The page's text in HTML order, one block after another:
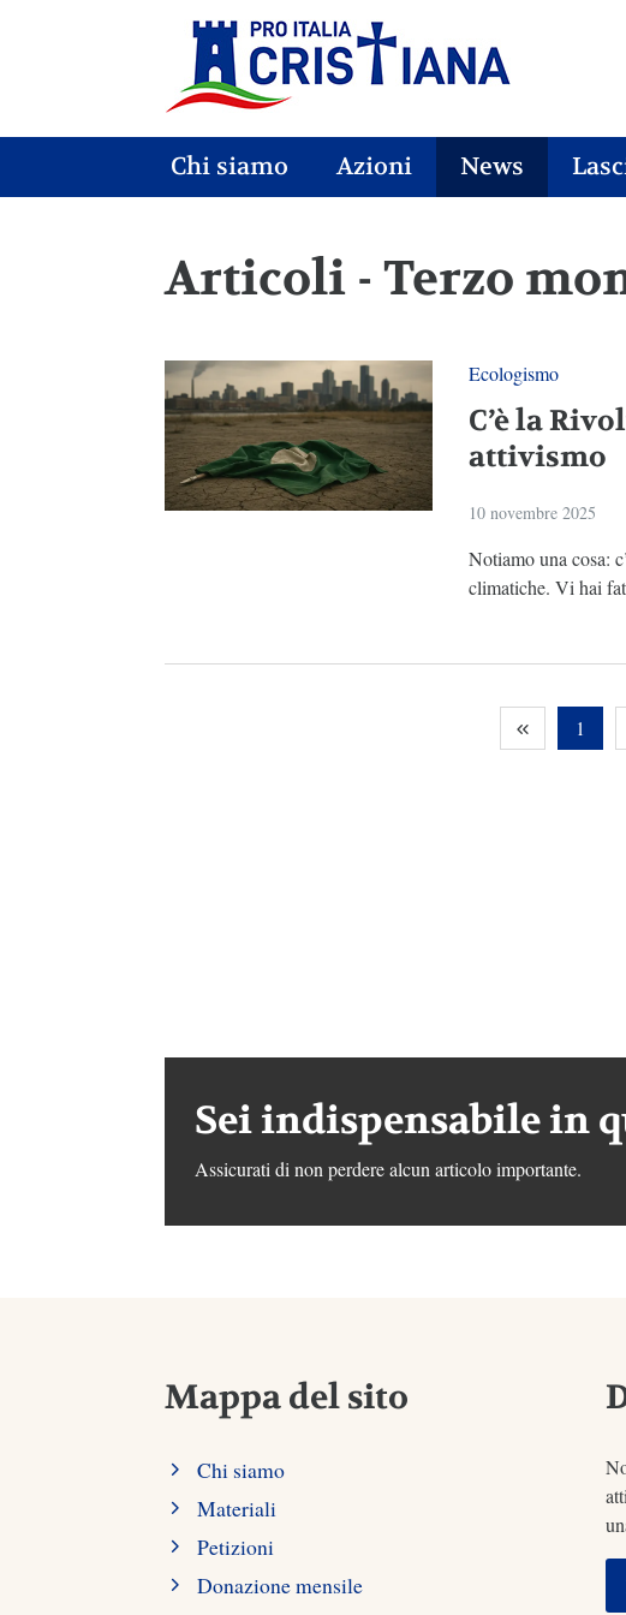
Chi siamo Azioni News
Articoli - Terzo
Ecologismo
C’è la
attivismo
10 novembre 2025
Notiamo una cosa:
climatiche. Vi hai
1
Sei indispensabile in
Assicurati di non perdere alcun articolo importante.
Mappa del sito
Chi siamo
Materiali
Petizioni
Donazione mensile